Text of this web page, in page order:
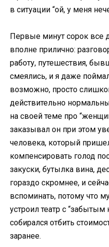
в ситуации “ой, у меня
Первые минут сорок все
вполне прилично:
работу, путешествия,
смеялись, и я даже
возможно, просто
действительно
на своей теме про
заказывал он при этом
человека, который
компенсировать голод
закуски, бутылка вина,
гораздо скромнее, и
вспоминать, потому что
устроил театр с
собирался отбить
заранее.